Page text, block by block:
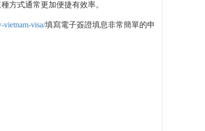
方式通常更加便捷有效率。
vietnam-visa/填寫電子簽證填息非常簡單的申